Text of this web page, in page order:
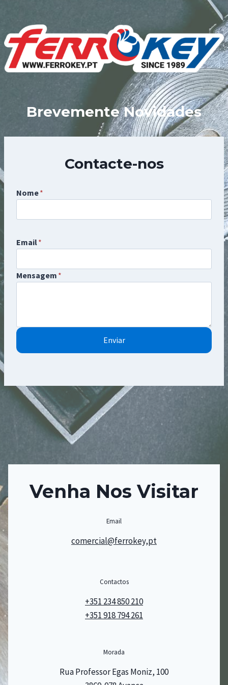
content
Brevemente Novidades
Contacte-nos
Nome*
Email*
Mensagem *
Enviar
Venha Nos Visitar
Email
comercial@ferrokey,pt
Contactos
+351 234 850 210
+351 918 794 261
Morada
Rua Professor Egas Moniz, 100